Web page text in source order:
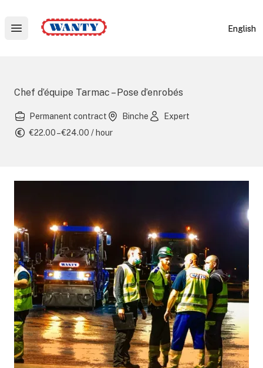
Open main menu
Wanty
English
Chef d’équipe Tarmac – Pose d’enrobés
Permanent contract Binche
Expert
€22.00 – €24.00 / hour